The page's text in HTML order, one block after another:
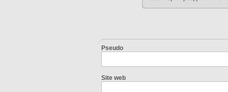
Pseudo
Site web